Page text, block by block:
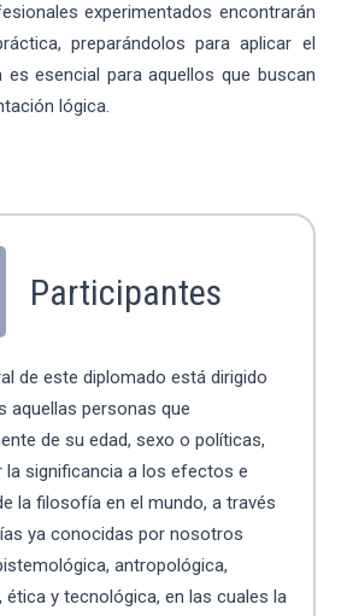
experimentados encontrarán
preparándolos para aplicar el
esencial para aquellos que buscan
lógica.
Participantes
de este diplomado está dirigido
aquellas personas que
de su edad, sexo o políticas,
la significancia a los efectos e
la filosofía en el mundo, a través
ya conocidas por nosotros
antropológica,
ética y tecnológica, en las cuales la